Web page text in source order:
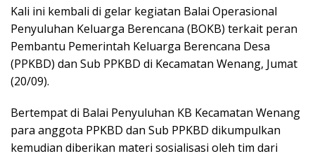
Kali ini kembali di gelar kegiatan Balai Operasional
Penyuluhan Keluarga Berencana (BOKB) terkait peran
Pembantu Pemerintah Keluarga Berencana Desa
(PPKBD) dan Sub PPKBD di Kecamatan Wenang, Jumat
(20/09).
Bertempat di Balai Penyuluhan KB Kecamatan Wenang
para anggota PPKBD dan Sub PPKBD dikumpulkan
kemudian diberikan materi sosialisasi oleh tim dari